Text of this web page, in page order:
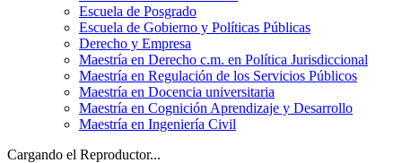
Escuela de Posgrado
Escuela de Gobierno y Políticas Públicas
Derecho y Empresa
Maestría en Derecho c.m. en Política Jurisdiccional
Maestría en Regulación de los Servicios Públicos
Maestría en Docencia universitaria
Maestría en Cognición Aprendizaje y Desarrollo
Maestría en Ingeniería Civil
Cargando el Reproductor...